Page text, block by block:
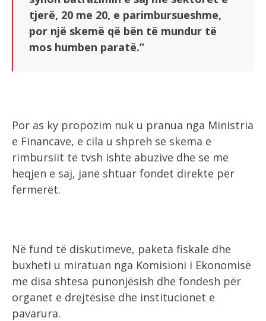
tjerë, 20 me 20, e parimbursueshme,
por një skemë që bën të mundur të
mos humben paratë.”
Por as ky propozim nuk u pranua nga Ministria
e Financave, e cila u shpreh se skema e
rimbursiit të tvsh ishte abuzive dhe se me
heqjen e saj, janë shtuar fondet direkte për
fermerët.
Në fund të diskutimeve, paketa fiskale dhe
buxheti u miratuan nga Komisioni i Ekonomisë
me disa shtesa punonjësish dhe fondesh për
organet e drejtësisë dhe institucionet e
pavarura.